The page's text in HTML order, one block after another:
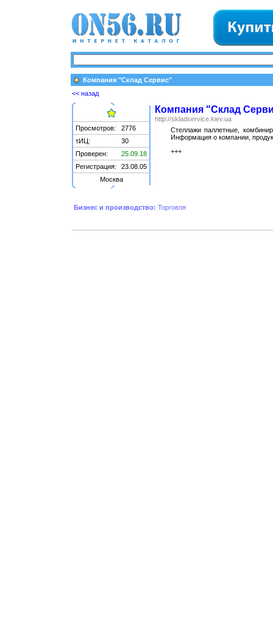
Компания "Склад Сервис"
<< назад
Просмотров:
2776
тИЦ:
30
Проверен:
25.09.18
Регистрация:
23.08.05
Москва
Компания "Склад
http://skladservice.kiev.ua
Стеллажи паллетные,
Информация о компании,
+++
Бизнес и производство: Торговля